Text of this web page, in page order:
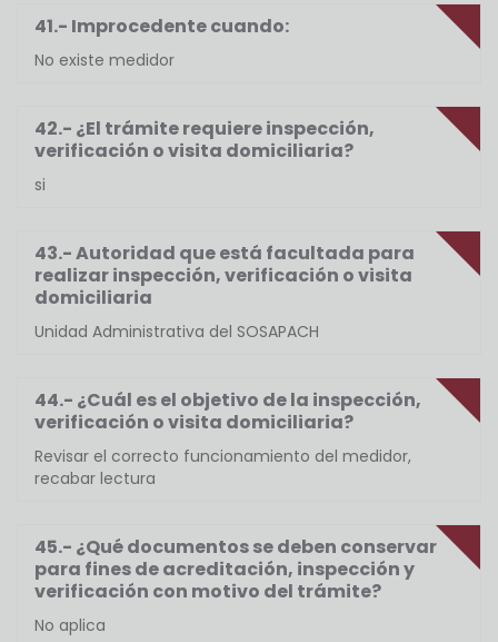
41.- Improcedente cuando:
No existe medidor
42.- ¿El trámite requiere inspección,
verificación o visita domiciliaria?
si
43.- Autoridad que está facultada para
realizar inspección, verificación o visita
domiciliaria
Unidad Administrativa del SOSAPACH
44.- ¿Cuál es el objetivo de la inspección,
verificación o visita domiciliaria?
Revisar el correcto funcionamiento del medidor,
recabar lectura
45.- ¿Qué documentos se deben conservar
para fines de acreditación, inspección y
verificación con motivo del trámite?
No aplica